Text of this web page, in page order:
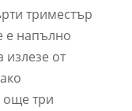
триместър
е напълно
излезе от
три